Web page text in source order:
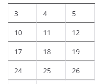
3 4 5
10 11 12
17 18 19
24 25 26